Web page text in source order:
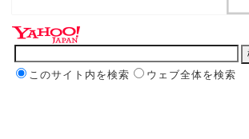
このサイト内を検索 ウェブ全体を検索